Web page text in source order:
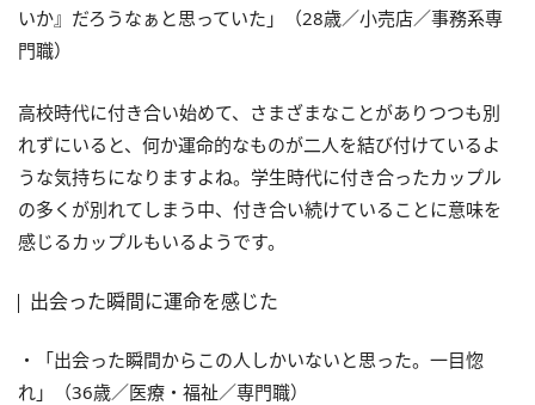
いか』だろうなぁと思っていた」（28歳／小売店／事務系専
門職）
高校時代に付き合い始めて、さまざまなことがありつつも別
れずにいると、何か運命的なものが二人を結び付けているよ
うな気持ちになりますよね。学生時代に付き合ったカップル
の多くが別れてしまう中、付き合い続けていることに意味を
感じるカップルもいるようです。
出会った瞬間に運命を感じた
・「出会った瞬間からこの人しかいないと思った。一目惚
れ」（36歳／医療・福祉／専門職）